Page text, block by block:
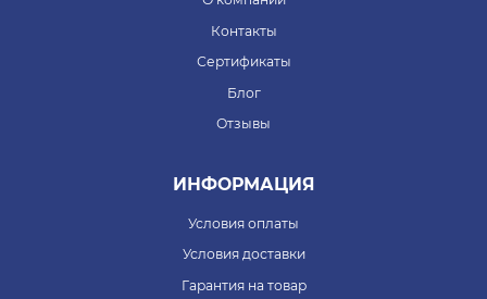
Контакты
Сертификаты
Блог
Отзывы
ИНФОРМАЦИЯ
Условия оплаты
Условия доставки
Гарантия на товар